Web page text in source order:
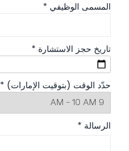
المسمى الوظيفي *
تاريخ حجز الاستشارة *
حدّد الوقت (بتوقيت الإمارات) *
الرسالة *